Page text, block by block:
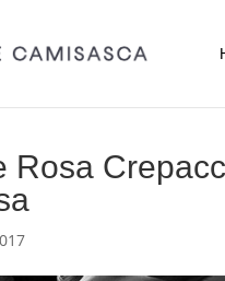
Rosa